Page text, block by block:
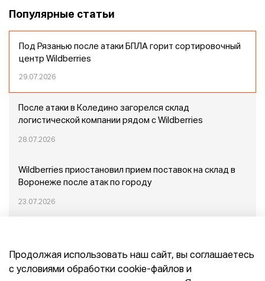
Популярные статьи
Под Рязанью после атаки БПЛА горит сортировочный
центр Wildberries
29.07.2026
После атаки в Коледино загорелся склад
логистической компании рядом с Wildberries
28.07.2026
Wildberries приостановил прием поставок на склад в
Воронеже после атак по городу
23.07.2026
Продолжая использовать наш сайт, вы соглашаетесь
с условиями обработки cookie-файлов и